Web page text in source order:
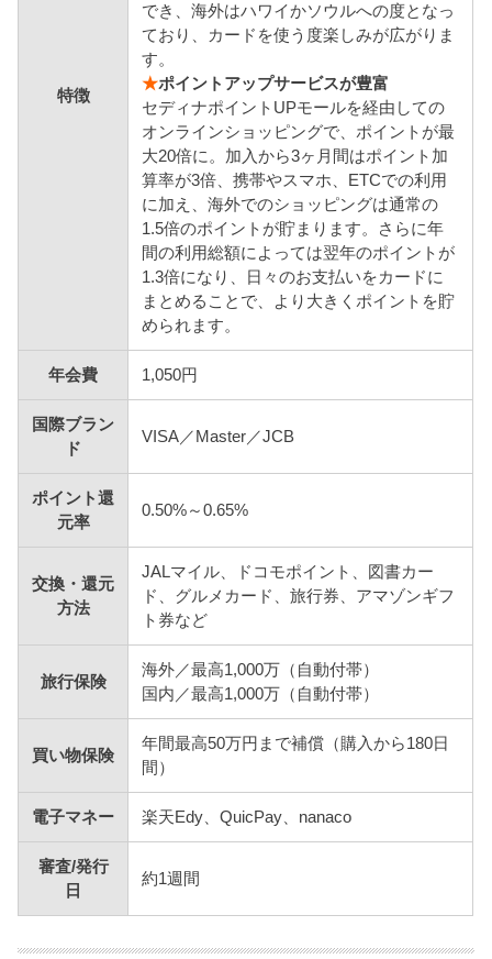
特徴
でき、海外はハワイかソウルへの度となっ
ており、カードを使う度楽しみが広がりま
す。
★ポイントアップサービスが豊富
セディナポイントUPモールを経由しての
オンラインショッピングで、ポイントが最
大20倍に。加入から3ヶ月間はポイント加
算率が3倍、携帯やスマホ、ETCでの利用
に加え、海外でのショッピングは通常の
1.5倍のポイントが貯まります。さらに年
間の利用総額によっては翌年のポイントが
1.3倍になり、日々のお支払いをカードに
まとめることで、より大きくポイントを貯
められます。
年会費 1,050円
国際ブラン
ド
VISA／Master／JCB
ポイント還
元率
0.50%～0.65%
交換・還元
方法
JALマイル、ドコモポイント、図書カー
ド、グルメカード、旅行券、アマゾンギフ
ト券など
旅行保険
海外／最高1,000万（自動付帯）
国内／最高1,000万（自動付帯）
買い物保険
年間最高50万円まで補償（購入から180日
間）
電子マネー 楽天Edy、QuicPay、nanaco
審査/発行
日
約1週間